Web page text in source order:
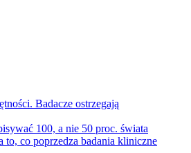
Badacze ostrzegają
100, a nie 50 proc. świata
co poprzedza badania kliniczne